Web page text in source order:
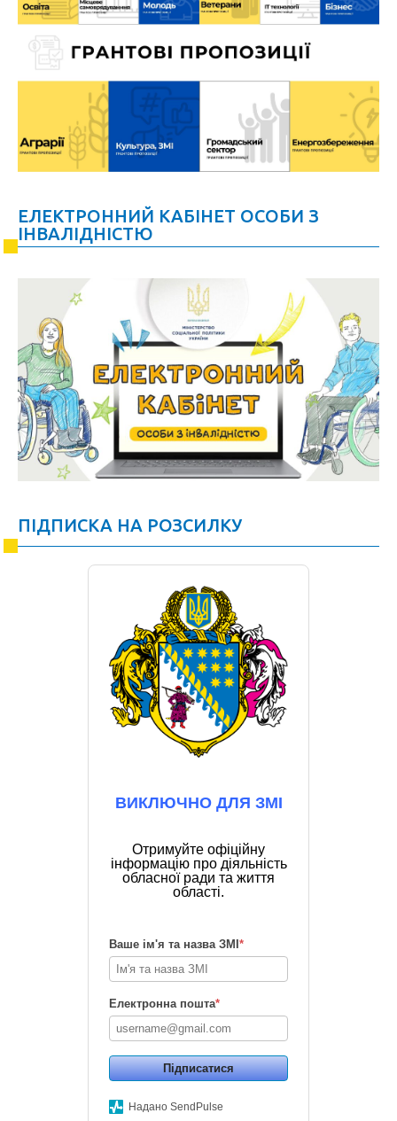
ЕЛЕКТРОННИЙ КАБІНЕТ ОСОБИ З
ІНВАЛІДНІСТЮ
ПІДПИСКА НА РОЗСИЛКУ
ВИКЛЮЧНО ДЛЯ ЗМІ
Отримуйте офіційну
інформацію про діяльність
обласної ради та життя
області.
Ваше ім'я та назва ЗМІ *
Електронна пошта*
Підписатися
Надано SendPulse